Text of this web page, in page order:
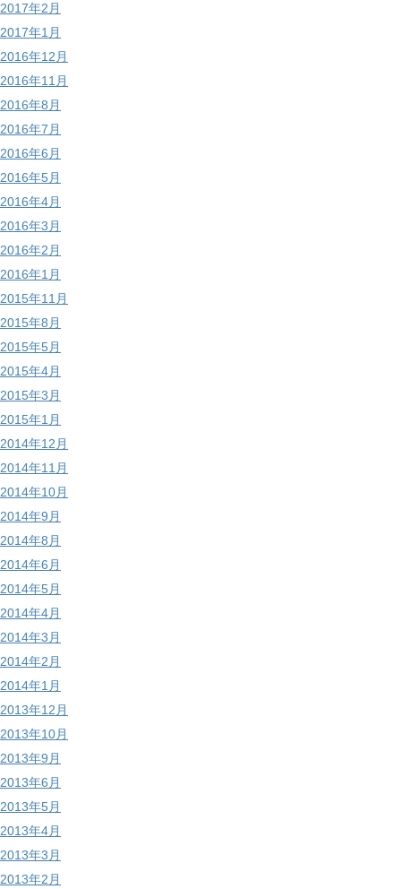
2017年2月
2017年1月
2016年12月
2016年11月
2016年8月
2016年7月
2016年6月
2016年5月
2016年4月
2016年3月
2016年2月
2016年1月
2015年11月
2015年8月
2015年5月
2015年4月
2015年3月
2015年1月
2014年12月
2014年11月
2014年10月
2014年9月
2014年8月
2014年6月
2014年5月
2014年4月
2014年3月
2014年2月
2014年1月
2013年12月
2013年10月
2013年9月
2013年6月
2013年5月
2013年4月
2013年3月
2013年2月